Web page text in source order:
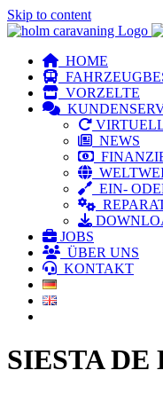
Skip to content
HOME
VORZELTE
NEWS
EIN-
JOBS
ÜBER UNS
KONTAKT
SIESTA DE